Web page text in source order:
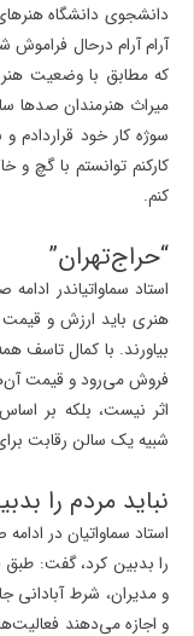
دانشجوی دانشگاه
آرام آرام درحال فراموش
که مطابق با وضعیت هنر
میراث هنرمندان صدها
سوژه کار خود
کارکنم توانستم با گچ و
کنم.
“حراج‌تهران”
استاد سماواتیاندر
هنری باید ارزش و قیمت
بیاورند. با کمال تاسف
فروش می‌رود و قیمت
اثر نیست، بلکه بر
شبیه یک سالن رقابت
نباید مردم را
استاد سماواتیان در
را بدبین کرد، گفت: طبق
و مدیران، شرط
و اجازه می‌دهند